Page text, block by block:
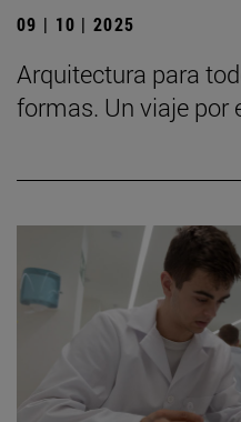
09 | 10 | 2025
Arquitectura para
formas. Un viaje por